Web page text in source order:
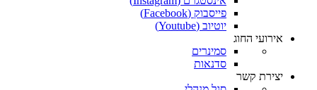
פייסבוק (Facebook)
יוטיוב (Youtube)
אירועי החוג
סמינרים
סדנאות
יצירת קשר